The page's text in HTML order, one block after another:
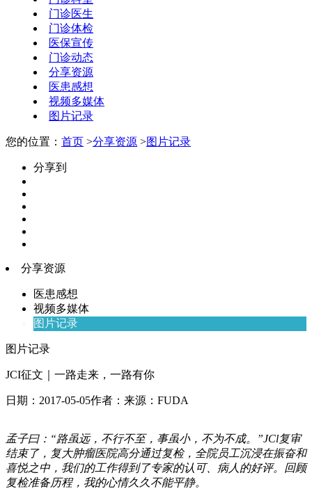
门诊医生
门诊体检
医保宣传
门诊动态
分享资源
医患感想
视频多媒体
图片记录
您的位置： 首页 >分享资源 >图片记录
分享到
分享资源
医患感想
视频多媒体
图片记录
图片记录
JCI征文｜一路走来，一路有你
日期： 2017-05-05作者： 来源： FUDA
孟子曰：“路虽远，不行不至，事虽小，不为不成。”JCl复审
结束了，复大肿瘤医院高分通过复检，全院员工沉浸在振奋和
喜悦之中，我们的工作得到了专家的认可、病人的好评。回顾
复检准备历程，我的心情久久不能平静。